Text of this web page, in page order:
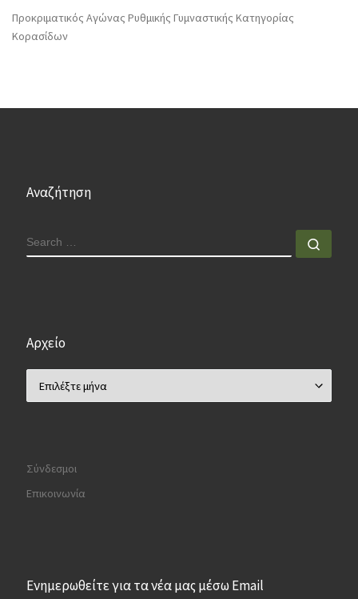
Προκριματικός Αγώνας Ρυθμικής Γυμναστικής Κατηγορίας
Κορασίδων
Αναζήτηση
SEARCH
Αρχείο
Σύνδεσμοι
Επικοινωνία
Ενημερωθείτε για τα νέα μας μέσω Email